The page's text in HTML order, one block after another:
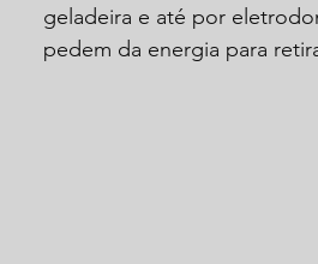
geladeira e até por
pedem da energia para